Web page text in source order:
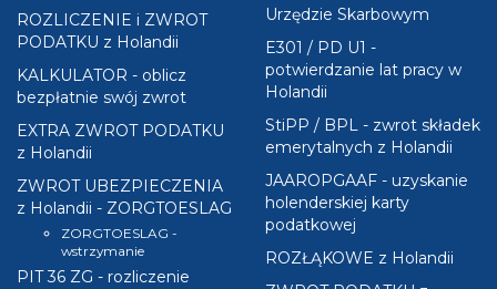
ROZLICZENIE i ZWROT
PODATKU z Holandii
KALKULATOR - oblicz
bezpłatnie swój zwrot
EXTRA ZWROT PODATKU
z Holandii
ZWROT UBEZPIECZENIA
z Holandii - ZORGTOESLAG
ZORGTOESLAG -
wstrzymanie
PIT 36 ZG - rozliczenie
Urzędzie Skarbowym
E301 / PD U1 -
potwierdzanie lat pracy w
Holandii
StiPP / BPL - zwrot składek
emerytalnych z Holandii
JAAROPGAAF - uzyskanie
holenderskiej karty
podatkowej
ROZŁĄKOWE z Holandii